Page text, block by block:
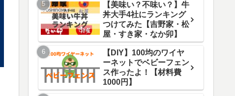
【美味い？不味い？】牛
丼大手4社にランキング
つけてみた【吉野家・松
屋・すき家・なか卯】
【DIY】100均のワイヤ
ーネットでベビーフェン
ス作ったよ！【材料費
1000円】